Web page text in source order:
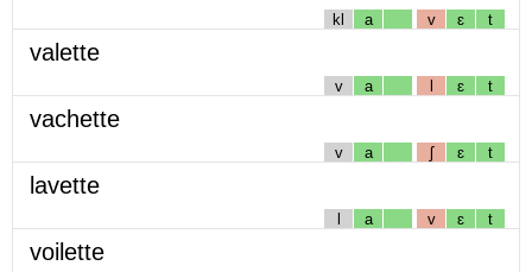
kl a v ɛ t
valette
v a l ɛ t
vachette
v a ʃ ɛ t
lavette
l a v ɛ t
voilette